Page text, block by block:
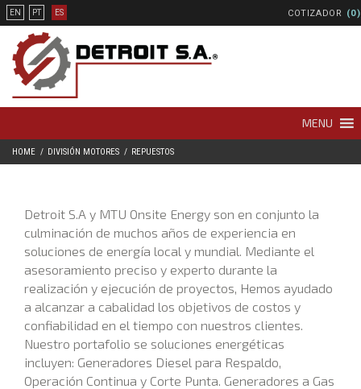
COTIZADOR (0)
EN PT ES
MENU
HOME DIVISIÓN MOTORES REPUESTOS
Detroit S.A y MTU Onsite Energy son en conjunto la
culminación de muchos años de experiencia en
soluciones de energía local y mundial. Mediante el
asesoramiento preciso y experto durante la
realización y ejecución de proyectos, Hemos ayudado
a alcanzar a cabalidad los objetivos de costos y
confiabilidad en el tiempo con nuestros clientes.
Nuestro portafolio se soluciones energéticas
incluyen: Generadores Diesel para Respaldo,
Operación Continua y Corte Punta. Generadores a Gas